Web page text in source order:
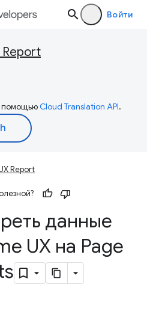
Войти
Report
помощьюCloud Translation API.
Report
данные
UX на Page